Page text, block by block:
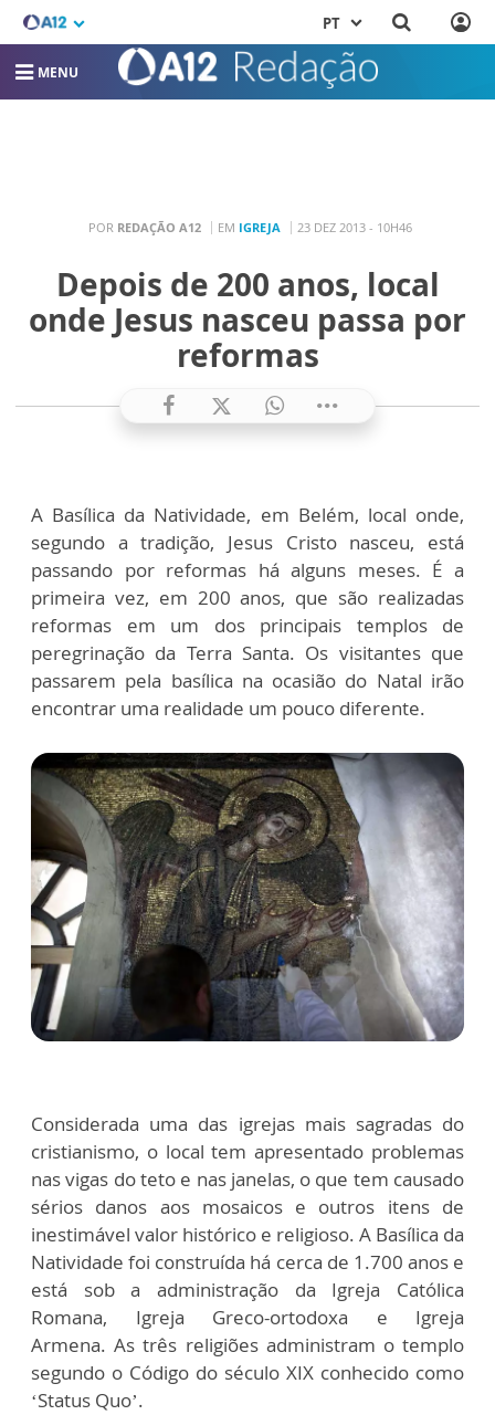
PT
MENU
POR REDAÇÃO A12 EM IGREJA 23 DEZ 2013 - 10H46
Depois de 200 anos, local
onde Jesus nasceu passa por
reformas
A Basílica da Natividade, em Belém, local onde,
segundo a tradição, Jesus Cristo nasceu, está
passando por reformas há alguns meses. É a
primeira vez, em 200 anos, que são realizadas
reformas em um dos principais templos de
peregrinação da Terra Santa. Os visitantes que
passarem pela basílica na ocasião do Natal irão
encontrar uma realidade um pouco diferente.
Considerada uma das igrejas mais sagradas do
cristianismo, o local tem apresentado problemas
nas vigas do teto e nas janelas, o que tem causado
sérios danos aos mosaicos e outros itens de
inestimável valor histórico e religioso. A Basílica da
Natividade foi construída há cerca de 1.700 anos e
está sob a administração da Igreja Católica
Romana, Igreja Greco-ortodoxa e Igreja
Armena. As três religiões administram o templo
segundo o Código do século XIX conhecido como
‘Status Quo’.